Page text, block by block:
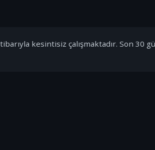
kesintisiz çalışmaktadır. Son 30